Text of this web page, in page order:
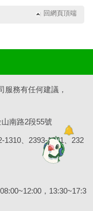
回網頁頂端
服務有任何建議，
南路2段55號
1310、2393-1261、232
，13:30~17:3